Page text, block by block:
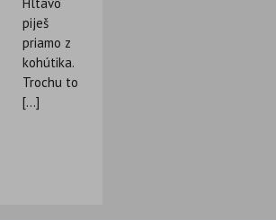
piješ
priamo z
kohútika.
Trochu to
[...]